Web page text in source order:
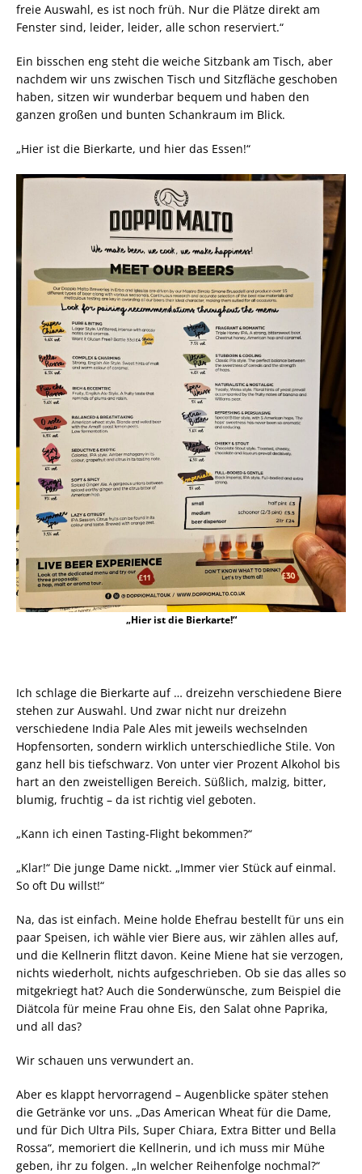
freie Auswahl, es ist noch früh. Nur die Plätze direkt am
Fenster sind, leider, leider, alle schon reserviert.“
Ein bisschen eng steht die weiche Sitzbank am Tisch, aber
nachdem wir uns zwischen Tisch und Sitzfläche geschoben
haben, sitzen wir wunderbar bequem und haben den
ganzen großen und bunten Schankraum im Blick.
„Hier ist die Bierkarte, und hier das Essen!“
„Hier ist die Bierkarte!“
Ich schlage die Bierkarte auf … dreizehn verschiedene Biere
stehen zur Auswahl. Und zwar nicht nur dreizehn
verschiedene India Pale Ales mit jeweils wechselnden
Hopfensorten, sondern wirklich unterschiedliche Stile. Von
ganz hell bis tiefschwarz. Von unter vier Prozent Alkohol bis
hart an den zweistelligen Bereich. Süßlich, malzig, bitter,
blumig, fruchtig – da ist richtig viel geboten.
„Kann ich einen Tasting-Flight bekommen?“
„Klar!“ Die junge Dame nickt. „Immer vier Stück auf einmal.
So oft Du willst!“
Na, das ist einfach. Meine holde Ehefrau bestellt für uns ein
paar Speisen, ich wähle vier Biere aus, wir zählen alles auf,
und die Kellnerin flitzt davon. Keine Miene hat sie verzogen,
nichts wiederholt, nichts aufgeschrieben. Ob sie das alles so
mitgekriegt hat? Auch die Sonderwünsche, zum Beispiel die
Diätcola für meine Frau ohne Eis, den Salat ohne Paprika,
und all das?
Wir schauen uns verwundert an.
Aber es klappt hervorragend – Augenblicke später stehen
die Getränke vor uns. „Das American Wheat für die Dame,
und für Dich Ultra Pils, Super Chiara, Extra Bitter und Bella
Rossa“, memoriert die Kellnerin, und ich muss mir Mühe
geben, ihr zu folgen. „In welcher Reihenfolge nochmal?“